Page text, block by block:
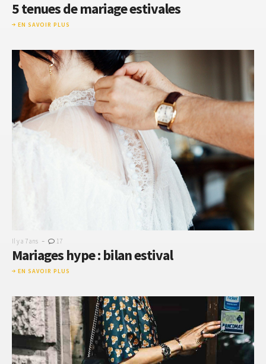
5 tenues de mariage estivales
EN SAVOIR PLUS
Il y a 7 ans - 17
Mariages hype : bilan estival
EN SAVOIR PLUS